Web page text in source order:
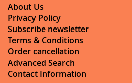
About Us
Privacy Policy
Subscribe newsletter
Terms & Conditions
Order cancellation
Advanced Search
Contact Information